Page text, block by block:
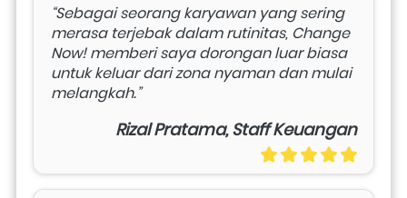
“Sebagai seorang karyawan yang sering
merasa terjebak dalam rutinitas, Change
Now! memberi saya dorongan luar biasa
untuk keluar dari zona nyaman dan mulai
melangkah.”
Rizal Pratama, Staff Keuangan